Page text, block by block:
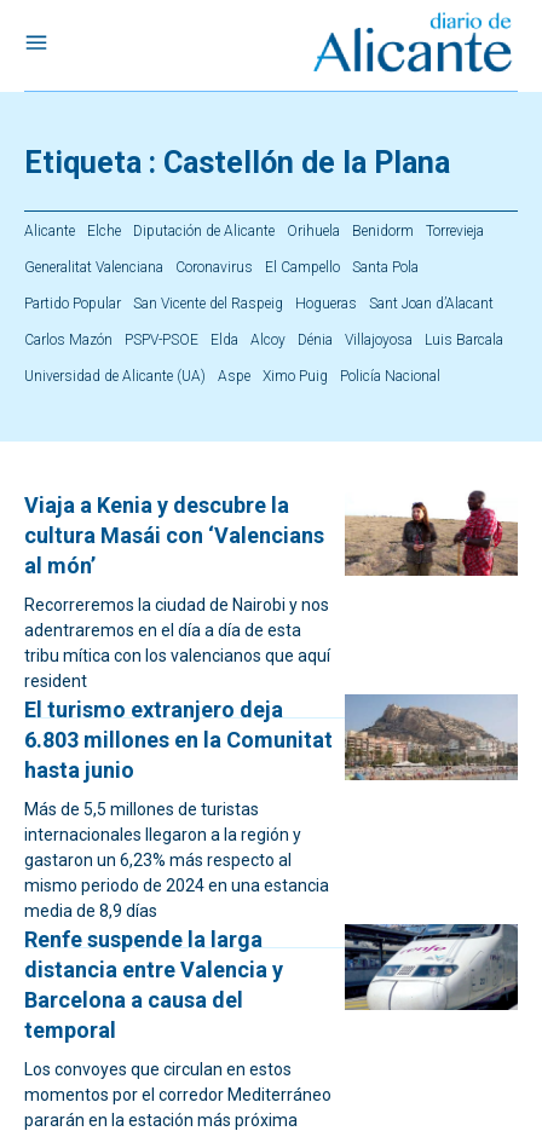
Etiqueta : Castellón de la Plana
Alicante Elche Diputación de Alicante Orihuela Benidorm Torrevieja
Generalitat Valenciana Coronavirus El Campello Santa Pola
Partido Popular San Vicente del Raspeig Hogueras Sant Joan d’Alacant
Carlos Mazón PSPV-PSOE Elda Alcoy Dénia Villajoyosa Luis Barcala
Universidad de Alicante (UA) Aspe Ximo Puig Policía Nacional
Viaja a Kenia y descubre la
cultura Masái con ‘Valencians
al món’
Recorreremos la ciudad de Nairobi y nos
adentraremos en el día a día de esta
tribu mítica con los valencianos que aquí
resident
El turismo extranjero deja
6.803 millones en la Comunitat
hasta junio
Más de 5,5 millones de turistas
internacionales llegaron a la región y
gastaron un 6,23% más respecto al
mismo periodo de 2024 en una estancia
media de 8,9 días
Renfe suspende la larga
distancia entre Valencia y
Barcelona a causa del
temporal
Los convoyes que circulan en estos
momentos por el corredor Mediterráneo
pararán en la estación más próxima